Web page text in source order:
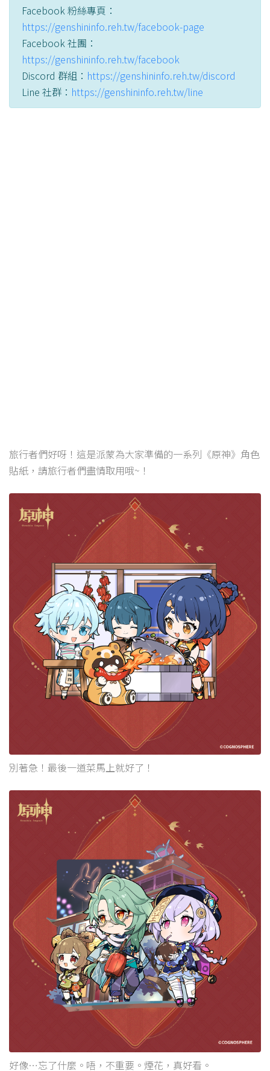
Facebook 粉絲專頁：
https://genshininfo.reh.tw/facebook-page
Facebook 社團：
https://genshininfo.reh.tw/facebook
Discord 群組： https://genshininfo.reh.tw/discord
Line 社群： https://genshininfo.reh.tw/line
旅行者們好呀！這是派蒙為大家準備的一系列《原神》角色
貼紙，請旅行者們盡情取用哦~！
別著急！最後一道菜馬上就好了！
好像…忘了什麼。唔，不重要。煙花，真好看。